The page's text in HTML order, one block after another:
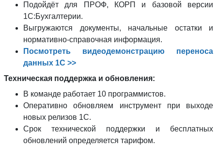
Подойдёт для ПРОФ, КОРП и базовой версии
1С:Бухгалтерии.
Выгружаются документы, начальные остатки и
нормативно-справочная информация.
Посмотреть видеодемонстрацию переноса
данных 1С >>
Техническая поддержка и обновления:
В команде работает 10 программистов.
Оперативно обновляем инструмент при выходе
новых релизов 1С.
Срок технической поддержки и бесплатных
обновлений определяется тарифом.